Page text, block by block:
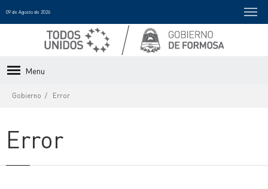
09 de Agosto de 2026
Menu
Gobierno Error
Error